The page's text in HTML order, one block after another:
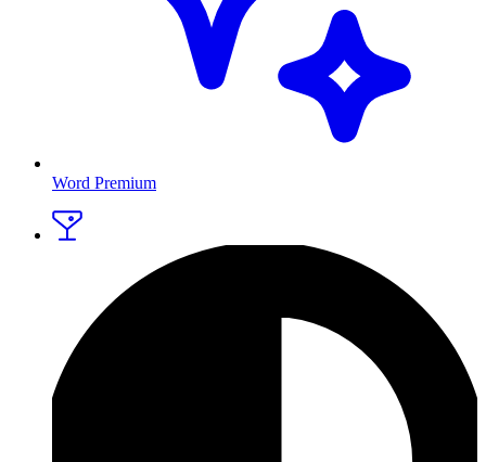
Word Premium